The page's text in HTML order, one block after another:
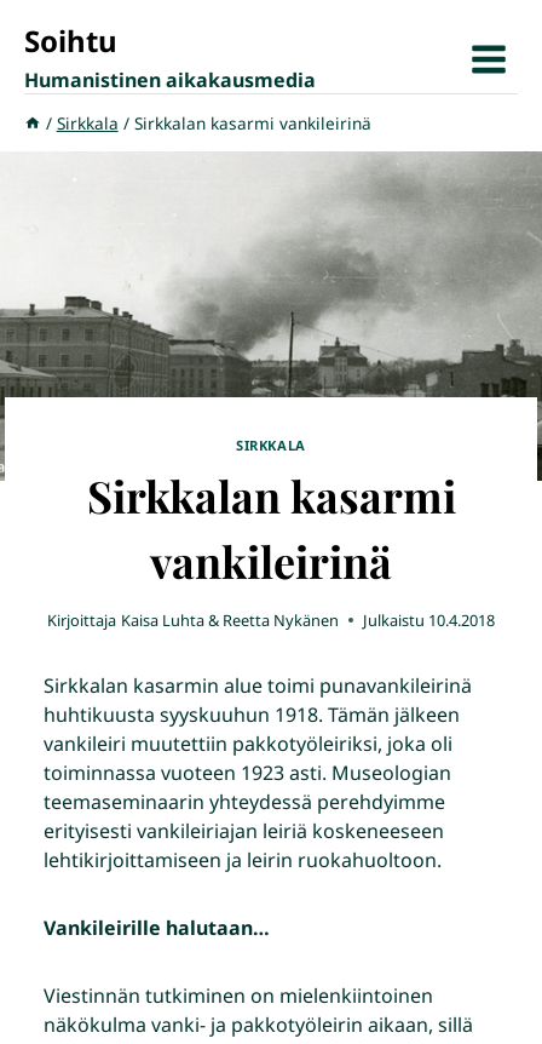
sisältöön
Soihtu
Humanistinen aikakausmedia
/ Sirkkala / Sirkkalan kasarmi vankileirinä
SIRKKALA
Sirkkalan kasarmi
vankileirinä
Kirjoittaja Kaisa Luhta & Reetta Nykänen Julkaistu 10.4.2018
Sirkkalan kasarmin alue toimi punavankileirinä
huhtikuusta syyskuuhun 1918. Tämän jälkeen
vankileiri muutettiin pakkotyöleiriksi, joka oli
toiminnassa vuoteen 1923 asti. Museologian
teemaseminaarin yhteydessä perehdyimme
erityisesti vankileiriajan leiriä koskeneeseen
lehtikirjoittamiseen ja leirin ruokahuoltoon.
Vankileirille halutaan…
Viestinnän tutkiminen on mielenkiintoinen
näkökulma vanki- ja pakkotyöleirin aikaan, sillä